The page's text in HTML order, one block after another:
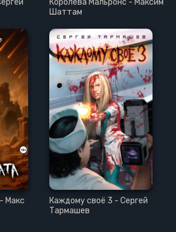
Королева Мальронс - Максим
Шаттам
Макс
Каждому своё 3 - Сергей
Тармашев